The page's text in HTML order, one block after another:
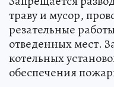
траву и мусор,
резательные
отведенных мест.
котельных
обеспечения